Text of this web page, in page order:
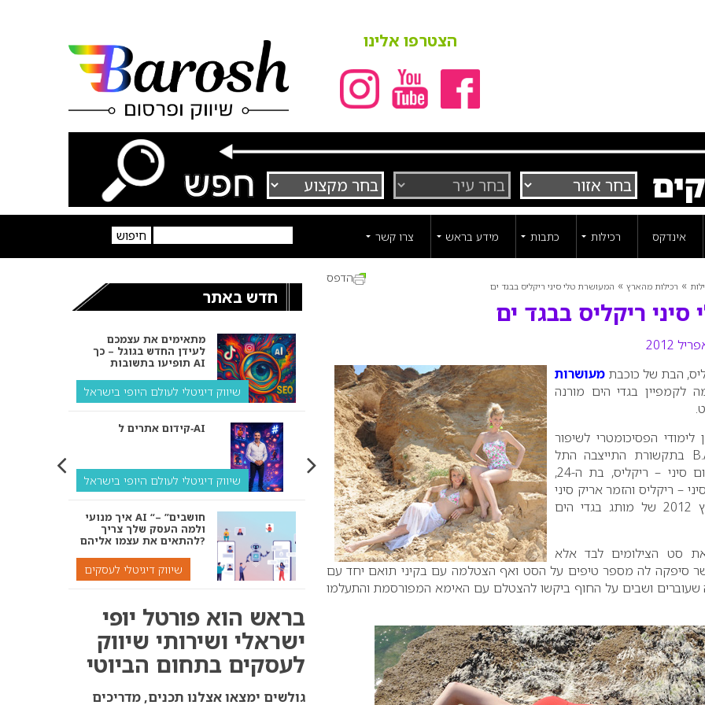
הצטרפו אלינו
אינדקס רכילות כתבות מידע בראש צרו קשר
» רכילות מהארץ » המעושרת טלי סיני ריקליס בבגד ים
ריקליס בבגד ים
הדפס
הבת של כוכבתמעושרות
לקמפיין בגדי הים מורנה
הפסיכומטרי לשיפור
הבגרויות עבור לימודי B.A בתקשורת התייצבה התל
אביבית הכי מעושרת, תום סיני – ריקליס, בת ה-24,
– ריקליס והזמר אריק סיני
לדגמן את קולקציית קיץ 2012 של מותג בגדי הים
סט הצילומים לבד אלא
סיפקה לה מספר טיפים על הסט ואף הצטלמה עם בקיני תואם יחד עם
שעוברים ושבים על החוף ביקשו להצטלם עם האימא המפורסמת והתעלמו
חדש באתר
מתאימים את עצמכם
לעידן החדש בגוגל – כך
תופיעו בתשובות AI
שיווק דיגיטלי לעולם היופי בישראל
קידום אתרים ל‑AI
שיווק דיגיטלי לעולם היופי בישראל
איך מנועי AI “חושבים” –
ולמה העסק שלך צריך
להתאים את עצמו אליהם?
שיווק דיגיטלי לעסקים
רגיל: איפה הכסף נמצא
שיווק דיגיטלי לעסקים
אנחנו נדאג שתופיעו
בראש הוא פורטל יופי
ישראלי ושירותי שיווק
לעסקים בתחום הביוטי
גולשים ימצאו אצלנו תכנים, מדריכים